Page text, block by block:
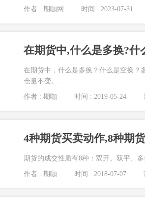
作者 : 期咖网 时间 : 2023-07-31
在期货中,什么是多换?什
在期货中，什么是多换？什么是空换？
仓量不变。...
作者 : 期咖 时间 : 2019-05-24
4种期货买卖动作,8种期
期货的成交性质有8种：双开、双平、
作者 : 期咖 时间 : 2018-07-07